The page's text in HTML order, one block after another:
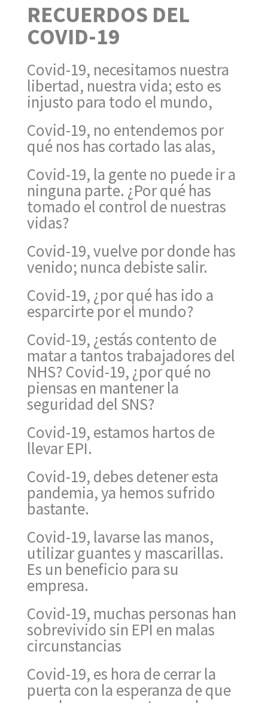
RECUERDOS DEL
COVID-19
Covid-19, necesitamos nuestra
libertad, nuestra vida; esto es
injusto para todo el mundo,
Covid-19, no entendemos por
qué nos has cortado las alas,
Covid-19, la gente no puede ir a
ninguna parte. ¿Por qué has
tomado el control de nuestras
vidas?
Covid-19, vuelve por donde has
venido; nunca debiste salir.
Covid-19, ¿por qué has ido a
esparcirte por el mundo?
Covid-19, ¿estás contento de
matar a tantos trabajadores del
NHS? Covid-19, ¿por qué no
piensas en mantener la
seguridad del SNS?
Covid-19, estamos hartos de
llevar EPI.
Covid-19, debes detener esta
pandemia, ya hemos sufrido
bastante.
Covid-19, lavarse las manos,
utilizar guantes y mascarillas.
Es un beneficio para su
empresa.
Covid-19, muchas personas han
sobrevivido sin EPI en malas
circunstancias
Covid-19, es hora de cerrar la
puerta con la esperanza de que